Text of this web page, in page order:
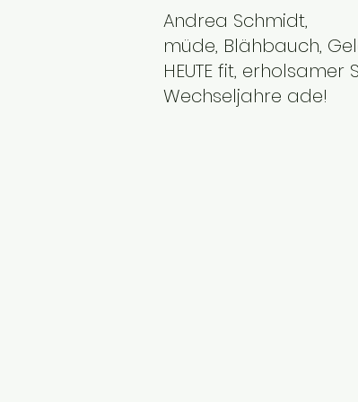
Andrea Schmidt,
müde, Blähbauch,
HEUTE fit,
Wechseljahre ade!